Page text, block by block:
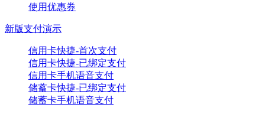
使用优惠券
新版支付演示
信用卡快捷-首次支付
信用卡快捷-已绑定支付
信用卡手机语音支付
储蓄卡快捷-已绑定支付
储蓄卡手机语音支付